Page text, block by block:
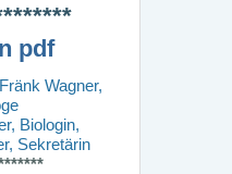
pdf
Wagner,
Biologin,
Sekretärin